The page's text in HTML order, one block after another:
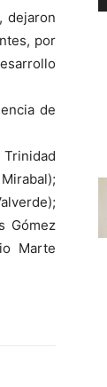
dejaron
por
de
Gómez
Marte